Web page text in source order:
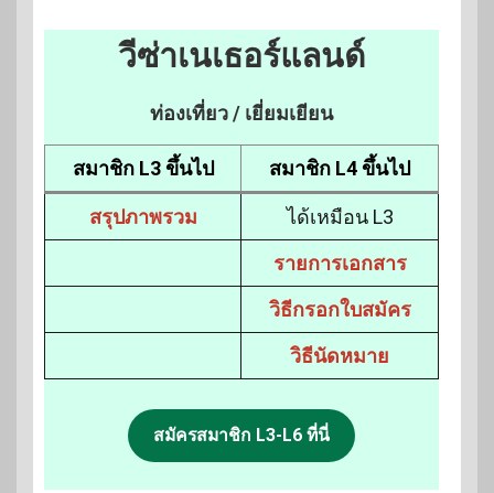
วีซ่าเนเธอร์แลนด์
ท่องเที่ยว / เยี่ยมเยียน
สมาชิก L3 ขึ้นไป สมาชิก L4 ขึ้นไป
สรุปภาพรวม
ได้เหมือน L3
รายการเอกสาร
วิธีกรอกใบสมัคร
วิธีนัดหมาย
สมัครสมาชิก L3-L6 ที่นี่